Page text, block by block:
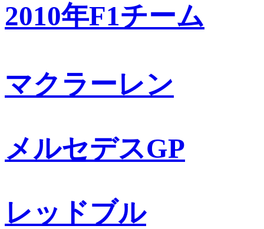
2010年F1チーム
マクラーレン
メルセデスGP
レッドブル